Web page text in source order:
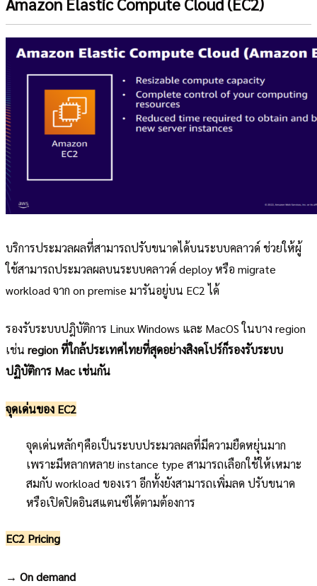
Amazon Elastic Compute Cloud (EC2)
บริการประมวลผลที่สามารถปรับขนาดได้บนระบบคลาวด์ ช่วยให้ผู้
ใช้สามารถประมวลผลบนระบบคลาวด์ deploy หรือ migrate
workload จาก on premise มารันอยู่บน EC2 ได้
รองรับระบบปฎิบัติการ Linux Windows และ MacOS ในบาง region
เช่น region ที่ใกล้ประเทศไทยที่สุดอย่างสิงคโปร์ก็รองรับระบบ
ปฏิบัติการ Mac เช่นกัน
จุดเด่นของ EC2
จุดเด่นหลักๆคือเป็นระบบประมวลผลที่มีความยืดหยุ่นมาก
เพราะมีหลากหลาย instance type สามารถเลือกใช้ให้เหมาะ
สมกับ workload ของเรา อีกทั้งยังสามารถเพิ่มลด ปรับขนาด
หรือเปิดปิดอินสแตนซ์ได้ตามต้องการ
EC2 Pricing
→ On demand